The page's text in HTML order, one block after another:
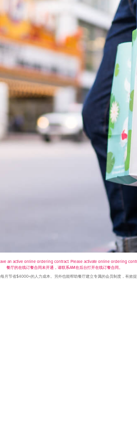
an active online ordering contract. Please activate online ordering
餐厅的在线订餐合同未开通，请联系AM在后台打开在线订餐合同。
节省$4000+的人力成本。另外也能帮助餐厅建立专属的会员制度，有效